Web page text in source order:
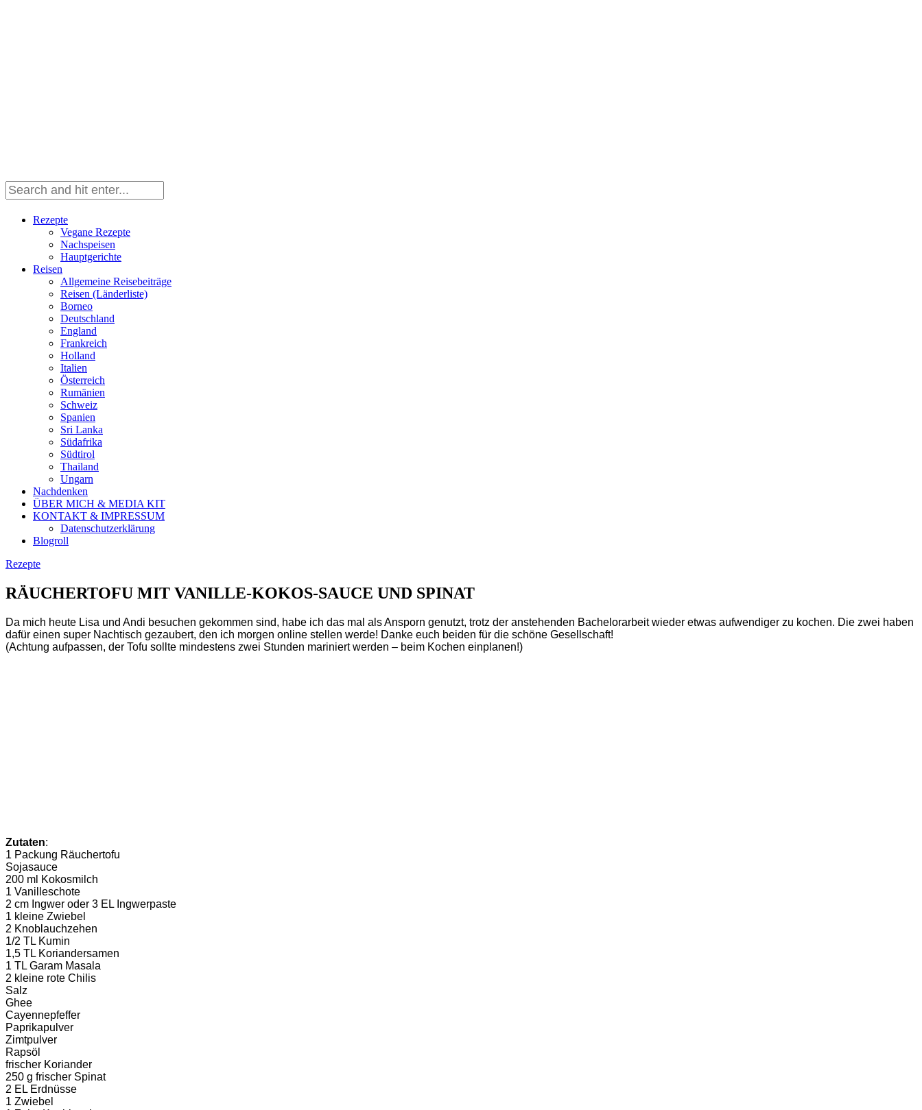
Rezepte
Vegane Rezepte
Nachspeisen
Hauptgerichte
Reisen
Allgemeine Reisebeiträge
Reisen (Länderliste)
Borneo
Deutschland
England
Frankreich
Holland
Italien
Österreich
Rumänien
Schweiz
Spanien
Sri Lanka
Südafrika
Südtirol
Thailand
Ungarn
Nachdenken
ÜBER MICH & MEDIA KIT
KONTAKT & IMPRESSUM
Datenschutzerklärung
Blogroll
Rezepte
RÄUCHERTOFU MIT VANILLE-KOKOS-SAUCE UND SPINAT
Da mich heute Lisa und Andi besuchen gekommen sind, habe ich das mal als Ansporn genutzt, trotz der anstehenden Bachelorarbeit wieder etwas aufwendiger zu kochen. Die zwei haben
dafür einen super Nachtisch gezaubert, den ich morgen online stellen werde! Danke euch beiden für die schöne Gesellschaft!
(Achtung aufpassen, der Tofu sollte mindestens zwei Stunden mariniert werden – beim Kochen einplanen!)
Zutaten:
1 Packung Räuchertofu
Sojasauce
200 ml Kokosmilch
1 Vanilleschote
2 cm Ingwer oder 3 EL Ingwerpaste
1 kleine Zwiebel
2 Knoblauchzehen
1/2 TL Kumin
1,5 TL Koriandersamen
1 TL Garam Masala
2 kleine rote Chilis
Salz
Ghee
Cayennepfeffer
Paprikapulver
Zimtpulver
Rapsöl
frischer Koriander
250 g frischer Spinat
2 EL Erdnüsse
1 Zwiebel